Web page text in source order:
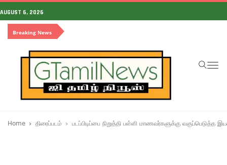
AUGUST 6, 2026
Breaking News
Home திரைப்படம் படப்பிடிப்பை நிறுத்தி பள்ளி மாணவர்களுக்கு வகுப்பெடுத்த